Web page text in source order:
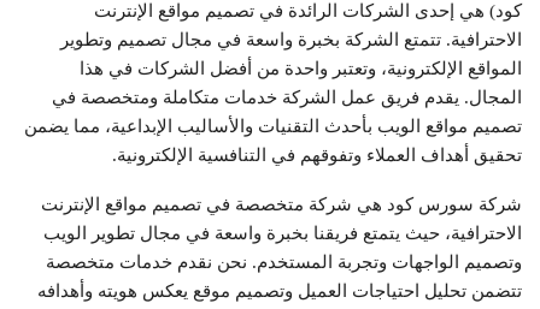
كود) هي إحدى الشركات الرائدة في تصميم مواقع الإنترنت
الاحترافية. تتمتع الشركة بخبرة واسعة في مجال تصميم وتطوير
المواقع الإلكترونية، وتعتبر واحدة من أفضل الشركات في هذا
المجال. يقدم فريق عمل الشركة خدمات متكاملة ومتخصصة في
تصميم مواقع الويب بأحدث التقنيات والأساليب الإبداعية، مما يضمن
تحقيق أهداف العملاء وتفوقهم في التنافسية الإلكترونية.
شركة سورس كود هي شركة متخصصة في تصميم مواقع الإنترنت
الاحترافية، حيث يتمتع فريقنا بخبرة واسعة في مجال تطوير الويب
وتصميم الواجهات وتجربة المستخدم. نحن نقدم خدمات متخصصة
تتضمن تحليل احتياجات العميل وتصميم موقع يعكس هويته وأهدافه